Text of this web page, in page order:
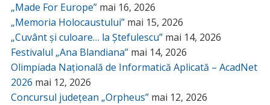
„Made For Europe” mai 16, 2026
„Memoria Holocaustului” mai 15, 2026
„Cuvânt și culoare… la Ștefulescu” mai 14, 2026
Festivalul „Ana Blandiana” mai 14, 2026
Olimpiada Națională de Informatică Aplicată – AcadNet
2026 mai 12, 2026
Concursul județean „Orpheus” mai 12, 2026